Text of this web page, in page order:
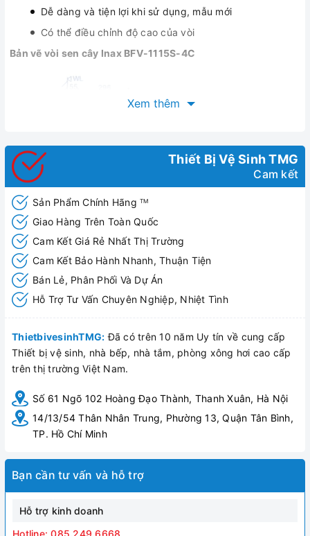
Dễ dàng và tiện lợi khi sử dụng, mẫu mới
Có thể điều chỉnh độ cao của vòi
Bản vẽ vòi sen cây Inax BFV-1115S-4C
Xem thêm
Thiết Bị Vệ Sinh TMG
Cam kết
Sản Phẩm Chính Hãng TM
Giao Hàng Trên Toàn Quốc
Cam Kết Giá Rẻ Nhất Thị Trường
Cam Kết Bảo Hành Nhanh, Thuận Tiện
Bán Lẻ, Phân Phối Và Dự Án
Hỗ Trợ Tư Vấn Chuyên Nghiệp, Nhiệt Tình
ThietbivesinhTMG: Đã có trên 10 năm Uy tín về cung cấp
Thiết bị vệ sinh, nhà bếp, nhà tắm, phòng xông hơi cao cấp
trên thị trường Việt Nam.
Số 61 Ngõ 102 Hoàng Đạo Thành, Thanh Xuân, Hà Nội
14/13/54 Thân Nhân Trung, Phường 13, Quận Tân Bình,
TP. Hồ Chí Minh
Bạn cần tư vấn và hỗ trợ
Hỗ trợ kinh doanh
Hotline: 085.249.6668